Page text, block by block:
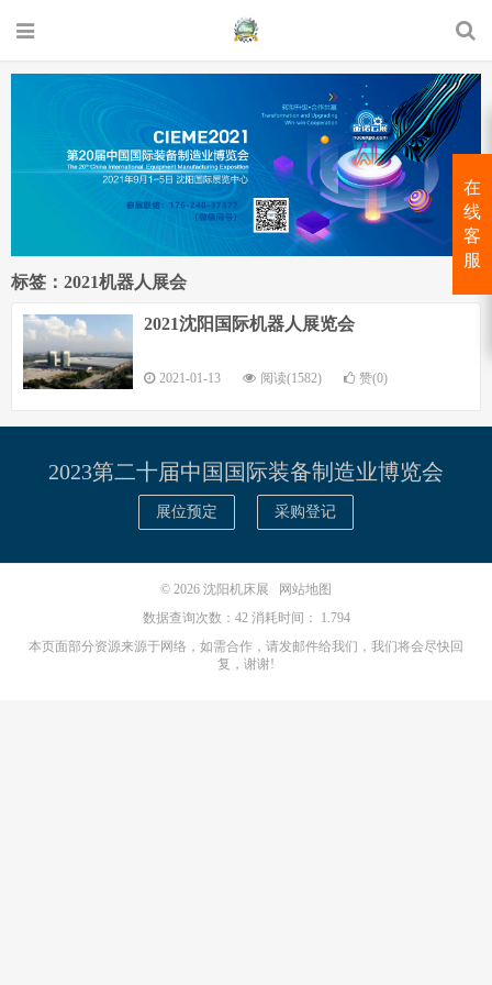
标签：2021机器人展会
2021沈阳国际机器人展览会
2021-01-13 阅读(1582) 赞(0)
在
线
客
服
2023第二十届中国国际装备制造业博览会
展位预定 采购登记
© 2026 沈阳机床展
网站地图
数据查询次数：42 消耗时间： 1.794
本页面部分资源来源于网络，如需合作，请发邮件给我们，我们将会尽快回
复，谢谢!